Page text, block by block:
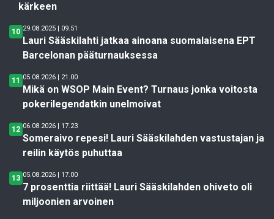
kärkeen
10 29.08.2025 | 09.51
Lauri Sääskilahti jatkaa ainoana suomalaisena EPT
Barcelonan pääturnauksessa
11 05.08.2026 | 21.00
Mikä on WSOP Main Event? Turnaus jonka voitosta
pokerilegendatkin unelmoivat
12 06.08.2026 | 17.23
Someraivo repesi! Lauri Sääskilahden vastustajan ja
reilin käytös puhuttaa
13 05.08.2026 | 17.00
7 prosenttia riittää! Lauri Sääskilahden ohiveto oli
miljoonien arvoinen